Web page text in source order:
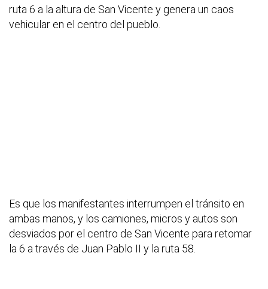
ruta 6 a la altura de San Vicente y genera un caos
vehicular en el centro del pueblo.
Es que los manifestantes interrumpen el tránsito en
ambas manos, y los camiones, micros y autos son
desviados por el centro de San Vicente para retomar
la 6 a través de Juan Pablo II y la ruta 58.